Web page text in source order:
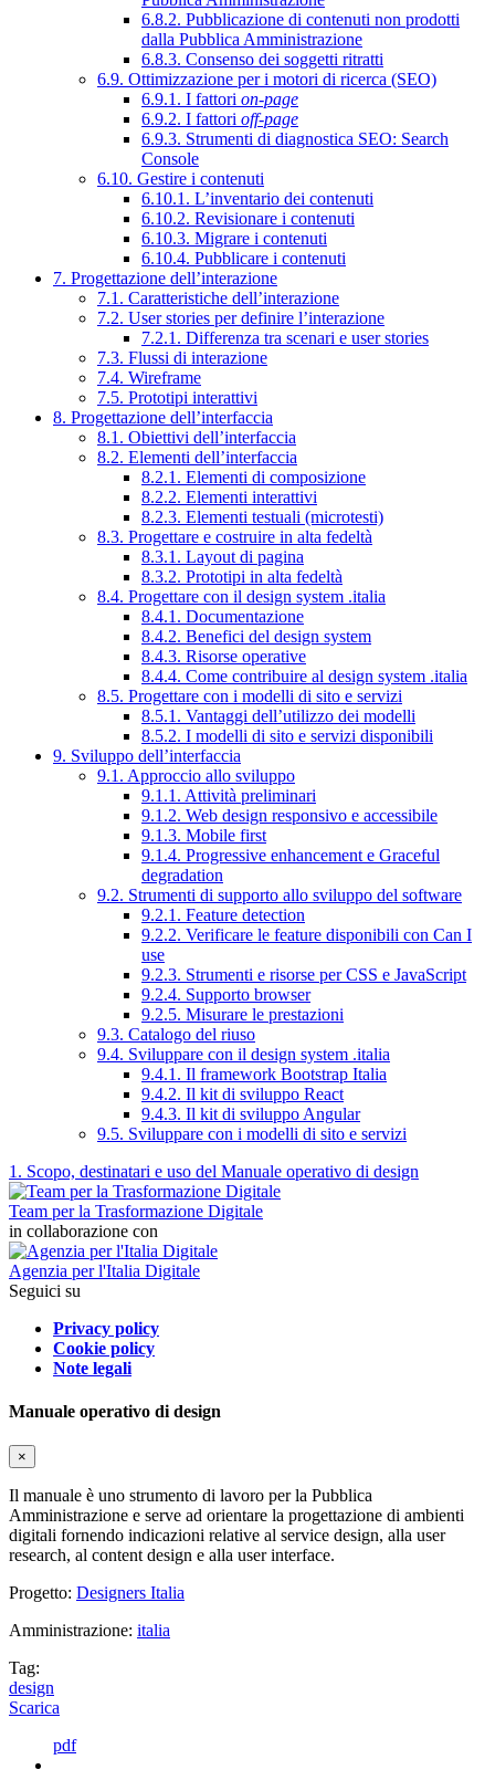
6.8.2. Pubblicazione di contenuti non prodotti
dalla Pubblica Amministrazione
6.8.3. Consenso dei soggetti ritratti
6.9. Ottimizzazione per i motori di ricerca (SEO)
6.9.1. I fattori on-page
6.9.2. I fattori off-page
6.9.3. Strumenti di diagnostica SEO: Search
Console
6.10. Gestire i contenuti
6.10.1. L’inventario dei contenuti
6.10.2. Revisionare i contenuti
6.10.3. Migrare i contenuti
6.10.4. Pubblicare i contenuti
7. Progettazione dell’interazione
7.1. Caratteristiche dell’interazione
7.2. User stories per definire l’interazione
7.2.1. Differenza tra scenari e user stories
7.3. Flussi di interazione
7.4. Wireframe
7.5. Prototipi interattivi
8. Progettazione dell’interfaccia
8.1. Obiettivi dell’interfaccia
8.2. Elementi dell’interfaccia
8.2.1. Elementi di composizione
8.2.2. Elementi interattivi
8.2.3. Elementi testuali (microtesti)
8.3. Progettare e costruire in alta fedeltà
8.3.1. Layout di pagina
8.3.2. Prototipi in alta fedeltà
8.4. Progettare con il design system .italia
8.4.1. Documentazione
8.4.2. Benefici del design system
8.4.3. Risorse operative
8.4.4. Come contribuire al design system .italia
8.5. Progettare con i modelli di sito e servizi
8.5.1. Vantaggi dell’utilizzo dei modelli
8.5.2. I modelli di sito e servizi disponibili
9. Sviluppo dell’interfaccia
9.1. Approccio allo sviluppo
9.1.1. Attività preliminari
9.1.2. Web design responsivo e accessibile
9.1.3. Mobile first
9.1.4. Progressive enhancement e Graceful
degradation
9.2. Strumenti di supporto allo sviluppo del software
9.2.1. Feature detection
9.2.2. Verificare le feature disponibili con Can I
use
9.2.3. Strumenti e risorse per CSS e JavaScript
9.2.4. Supporto browser
9.2.5. Misurare le prestazioni
9.3. Catalogo del riuso
9.4. Sviluppare con il design system .italia
9.4.1. Il framework Bootstrap Italia
9.4.2. Il kit di sviluppo React
9.4.3. Il kit di sviluppo Angular
9.5. Sviluppare con i modelli di sito e servizi
1. Scopo, destinatari e uso del Manuale operativo di design
Team per la Trasformazione Digitale
in collaborazione con
Agenzia per l'Italia Digitale
Seguici su
Privacy policy
Cookie policy
Note legali
Manuale operativo di design
×
Il manuale è uno strumento di lavoro per la Pubblica
Amministrazione e serve ad orientare la progettazione di ambienti
digitali fornendo indicazioni relative al service design, alla user
research, al content design e alla user interface.
Progetto: Designers Italia
Amministrazione: italia
Tag:
design
Scarica
pdf